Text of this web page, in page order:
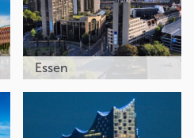
Essen